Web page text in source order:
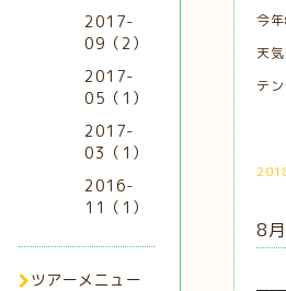
今
天
テ
8
2017-
09（2）
2017-
05（1）
2017-
03（1）
2016-
11（1）
ツアーメニュー